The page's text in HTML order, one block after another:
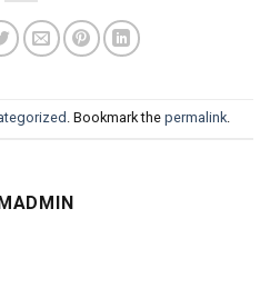
. Bookmark the permalink.